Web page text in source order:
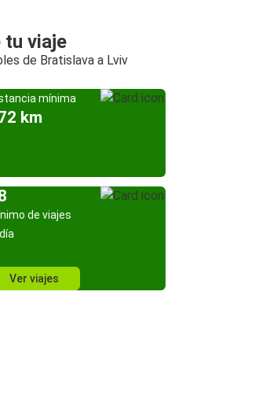
tu viaje
de Bratislava a Lviv
mínima
km
de viajes
Ver viajes